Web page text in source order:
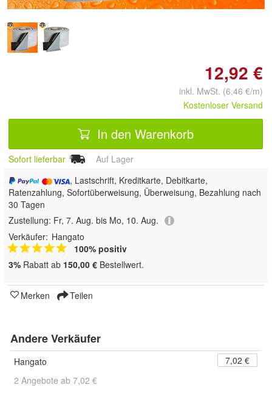
12,92 €
inkl. MwSt. (6,46 €/m)
Kostenloser Versand
In den Warenkorb
Sofort lieferbar
Auf Lager
, Lastschrift, Kreditkarte, Debitkarte,
Ratenzahlung, Sofortüberweisung, Überweisung, Bezahlung nach
30 Tagen
Zustellung: Fr, 7. Aug. bis Mo, 10. Aug.
Verkäufer: Hangato
100% positiv
3% Rabatt ab 150,00 € Bestellwert.
Merken Teilen
Andere Verkäufer
Hangato
7,02 €
2 Angebote ab 7,02 €